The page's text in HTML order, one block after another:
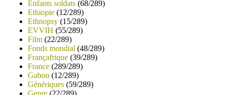
Enfants soldats (68/289)
Ethiopie (12/289)
Ethnopsy (15/289)
EVVIH (55/289)
Film (22/289)
Fonds mondial (48/289)
Françafrique (39/289)
France (289/289)
Gabon (12/289)
Génériques (59/289)
Genre (22/289)